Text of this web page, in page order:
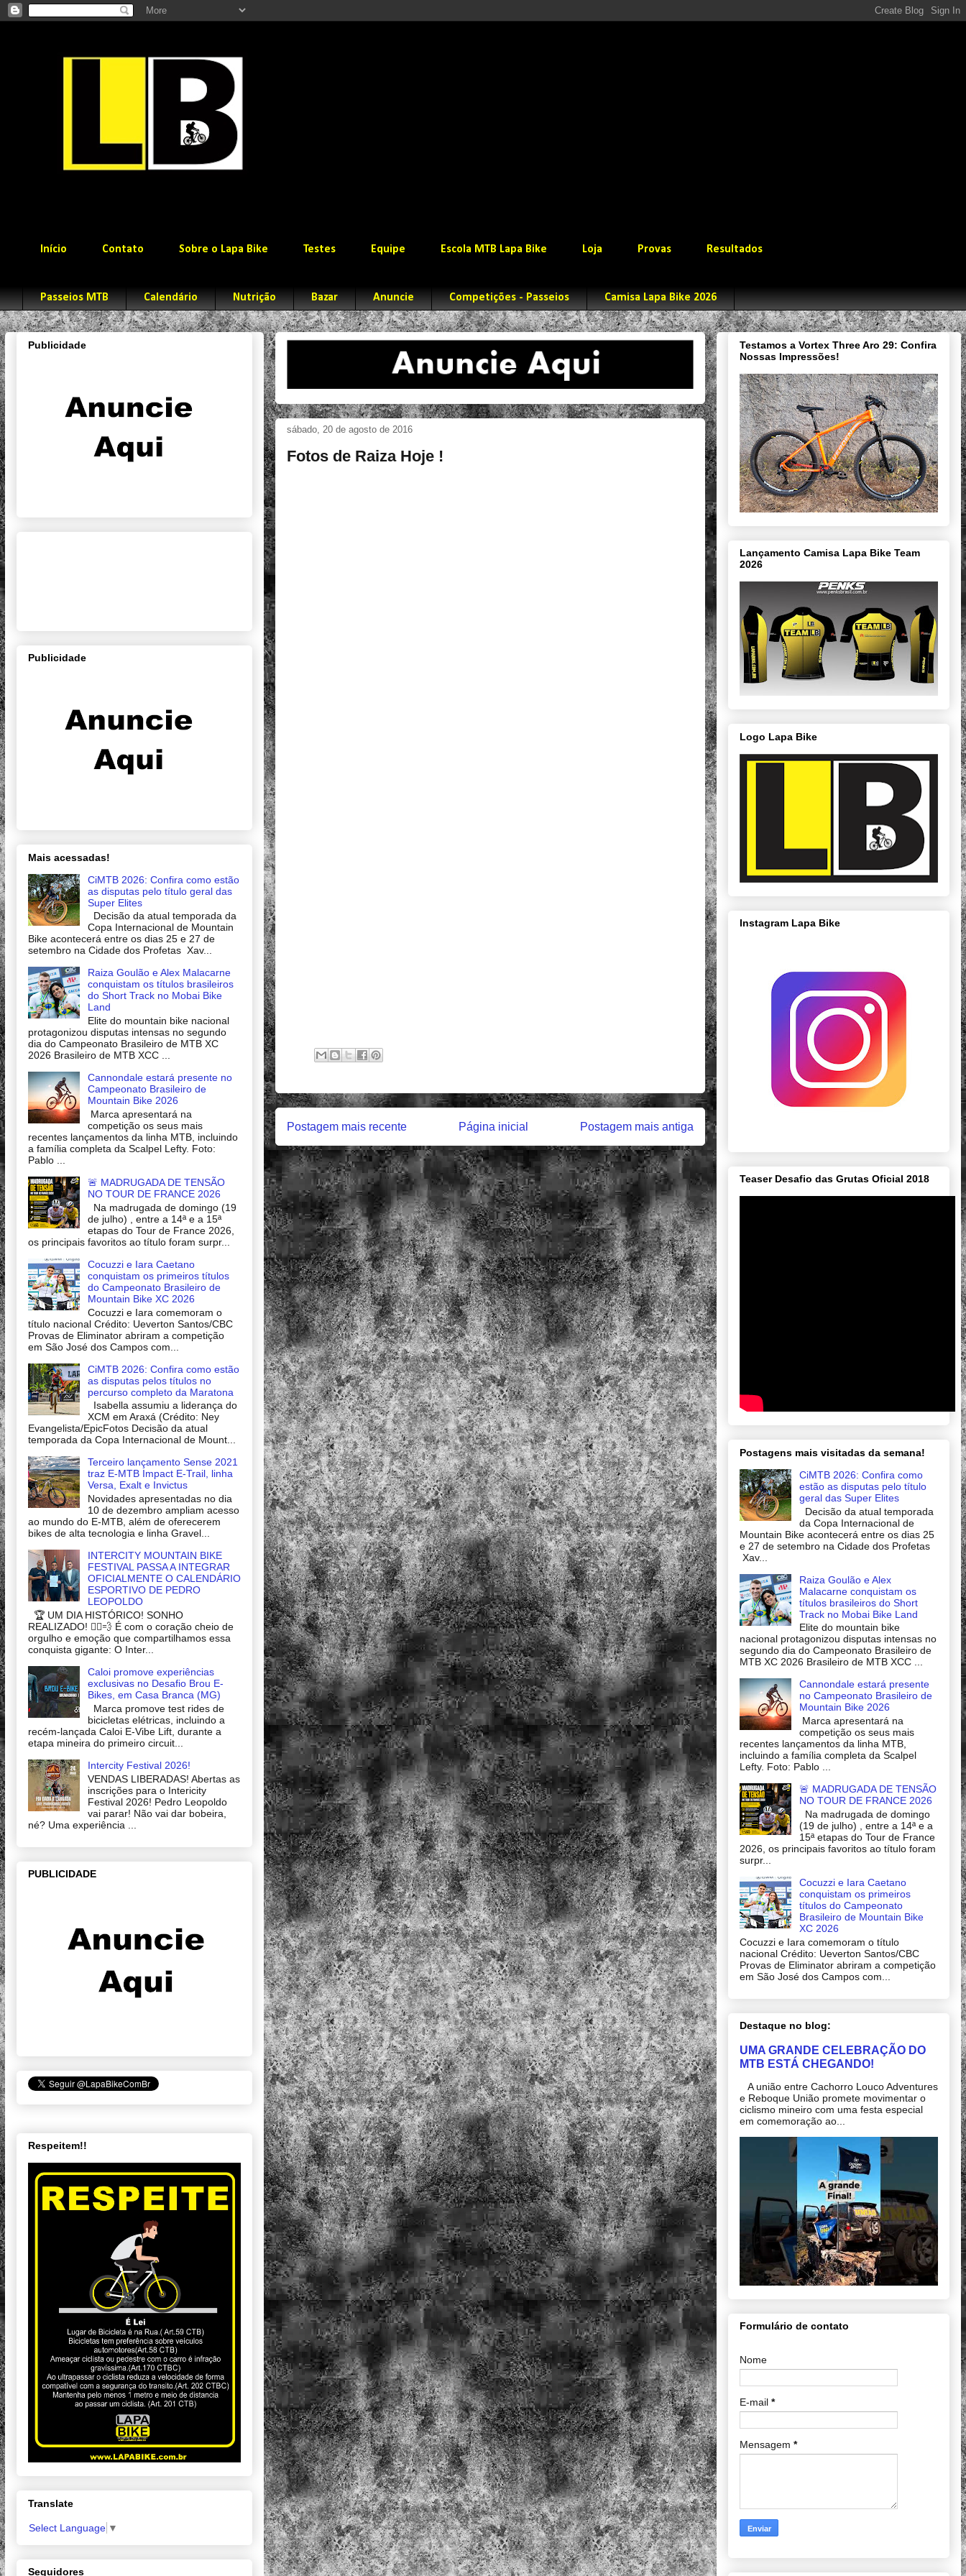
Início Contato Sobre o Lapa Bike Testes Equipe Escola MTB Lapa Bike Loja Provas Resultados
Passeios MTB Calendário Nutrição Bazar Anuncie Competições - Passeios Camisa Lapa Bike 2026
sábado, 20 de agosto de 2016
Fotos de Raiza Hoje !
Postagem mais recente Postagem mais antiga
Página inicial
Publicidade
Publicidade
Mais acessadas!
CiMTB 2026: Confira como estão
as disputas pelo título geral das
Super Elites
Decisão da atual temporada da
Copa Internacional de Mountain
Bike acontecerá entre os dias 25 e 27 de
setembro na Cidade dos Profetas Xav...
Raiza Goulão e Alex Malacarne
conquistam os títulos brasileiros
do Short Track no Mobai Bike
Land
Elite do mountain bike nacional
protagonizou disputas intensas no segundo
dia do Campeonato Brasileiro de MTB XC
2026 Brasileiro de MTB XCC ...
Cannondale estará presente no
Campeonato Brasileiro de
Mountain Bike 2026
Marca apresentará na
competição os seus mais
recentes lançamentos da linha MTB, incluindo
a família completa da Scalpel Lefty. Foto:
Pablo ...
🚨 MADRUGADA DE TENSÃO
NO TOUR DE FRANCE 2026
Na madrugada de domingo (19
de julho) , entre a 14ª e a 15ª
etapas do Tour de France 2026,
os principais favoritos ao título foram surpr...
Cocuzzi e Iara Caetano
conquistam os primeiros títulos
do Campeonato Brasileiro de
Mountain Bike XC 2026
Cocuzzi e Iara comemoram o
título nacional Crédito: Ueverton Santos/CBC
Provas de Eliminator abriram a competição
em São José dos Campos com...
CiMTB 2026: Confira como estão
as disputas pelos títulos no
percurso completo da Maratona
Isabella assumiu a liderança do
XCM em Araxá (Crédito: Ney
Evangelista/EpicFotos Decisão da atual
temporada da Copa Internacional de Mount...
Terceiro lançamento Sense 2021
traz E-MTB Impact E-Trail, linha
Versa, Exalt e Invictus
Novidades apresentadas no dia
10 de dezembro ampliam acesso
ao mundo do E-MTB, além de oferecerem
bikes de alta tecnologia e linha Gravel...
INTERCITY MOUNTAIN BIKE
FESTIVAL PASSA A INTEGRAR
OFICIALMENTE O CALENDÁRIO
ESPORTIVO DE PEDRO
LEOPOLDO
🏆 UM DIA HISTÓRICO! SONHO
REALIZADO! 🚴‍♂️💨 É com o coração cheio de
orgulho e emoção que compartilhamos essa
conquista gigante: O Inter...
Caloi promove experiências
exclusivas no Desafio Brou E-
Bikes, em Casa Branca (MG)
Marca promove test rides de
bicicletas elétricas, incluindo a
recém-lançada Caloi E-Vibe Lift, durante a
etapa mineira do primeiro circuit...
Intercity Festival 2026!
VENDAS LIBERADAS! Abertas as
inscrições para o Intericity
Festival 2026! Pedro Leopoldo
vai parar! Não vai dar bobeira,
né? Uma experiência ...
PUBLICIDADE
Respeitem!!
Translate
Select Language ▼
Seguidores
Testamos a Vortex Three Aro 29: Confira
Nossas Impressões!
Lançamento Camisa Lapa Bike Team
2026
Logo Lapa Bike
Instagram Lapa Bike
Teaser Desafio das Grutas Oficial 2018
Postagens mais visitadas da semana!
CiMTB 2026: Confira como
estão as disputas pelo título
geral das Super Elites
Decisão da atual temporada
da Copa Internacional de
Mountain Bike acontecerá entre os dias 25
e 27 de setembro na Cidade dos Profetas
Xav...
Raiza Goulão e Alex
Malacarne conquistam os
títulos brasileiros do Short
Track no Mobai Bike Land
Elite do mountain bike
nacional protagonizou disputas intensas no
segundo dia do Campeonato Brasileiro de
MTB XC 2026 Brasileiro de MTB XCC ...
Cannondale estará presente
no Campeonato Brasileiro de
Mountain Bike 2026
Marca apresentará na
competição os seus mais
recentes lançamentos da linha MTB,
incluindo a família completa da Scalpel
Lefty. Foto: Pablo ...
🚨 MADRUGADA DE TENSÃO
NO TOUR DE FRANCE 2026
Na madrugada de domingo
(19 de julho) , entre a 14ª e a
15ª etapas do Tour de France
2026, os principais favoritos ao título foram
surpr...
Cocuzzi e Iara Caetano
conquistam os primeiros
títulos do Campeonato
Brasileiro de Mountain Bike
XC 2026
Cocuzzi e Iara comemoram o título
nacional Crédito: Ueverton Santos/CBC
Provas de Eliminator abriram a competição
em São José dos Campos com...
Destaque no blog:
UMA GRANDE CELEBRAÇÃO DO
MTB ESTÁ CHEGANDO!
A união entre Cachorro Louco Adventures
e Reboque União promete movimentar o
ciclismo mineiro com uma festa especial
em comemoração ao...
Formulário de contato
Nome
E-mail *
Mensagem *